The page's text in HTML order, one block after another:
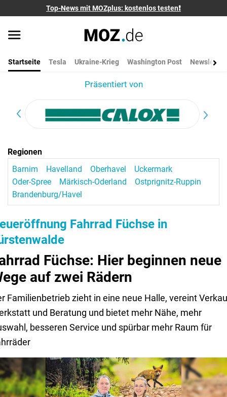
Top-News mit MOZplus: kostenlos testen❗
Startseite Tesla Ukraine-Krieg Washington Post Newsletter
Präsentiert von
Regionen
Barnim
Havelland Oberhavel
Uckermark
Oder-Spree
Märkisch-Oderland
Ostprignitz-Ruppin
Brandenburg/Havel
Fahrrad Füchse in
Füchse: Hier beginnen neue
auf zwei Rädern
Familienbetrieb zieht in eine neue Halle, vereint
und Beratung und bietet mehr Nähe, mehr
besseren Service und spürbar mehr Raum für